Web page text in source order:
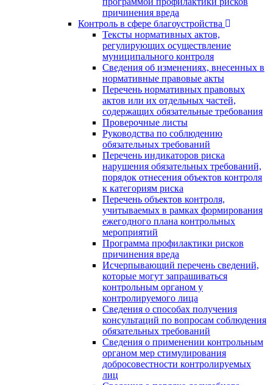
причинения вреда
Контроль в сфере благоустройства
Тексты нормативных актов,
регулирующих осуществление
муниципального контроля
Сведения об изменениях, внесенных в
нормативные правовые акты
Перечень нормативных правовых
актов или их отдельных частей,
содержащих обязательные требования
Проверочные листы
Руководства по соблюдению
обязательных требований
Перечень индикаторов риска
нарушения обязательных требований,
порядок отнесения объектов контроля
к категориям риска
Перечень объектов контроля,
учитываемых в рамках формирования
ежегодного плана контрольных
мероприятий
Программа профилактики рисков
причинения вреда
Исчерпывающий перечень сведений,
которые могут запрашиваться
контрольным органом у
контролируемого лица
Сведения о способах получения
консультаций по вопросам соблюдения
обязательных требований
Сведения о применении контрольным
органом мер стимулирования
добросовестности контролируемых
лиц